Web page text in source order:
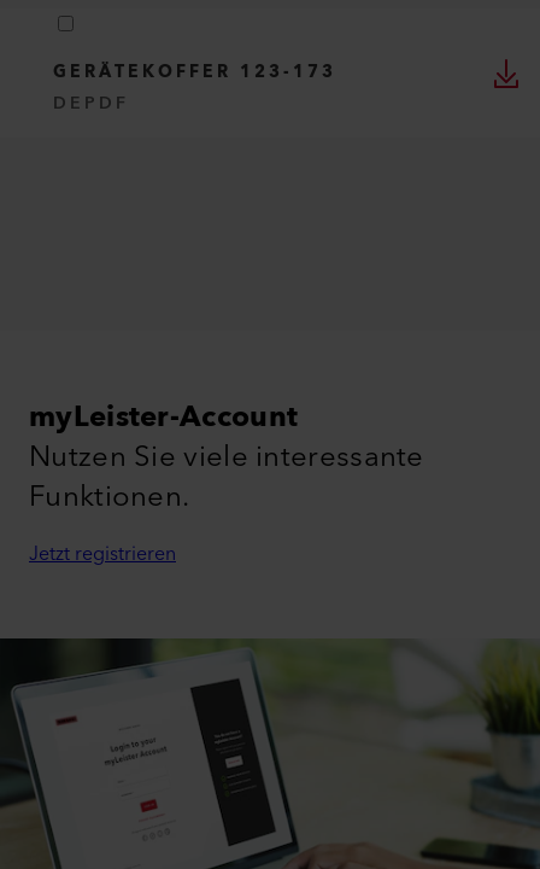
GERÄTEKOFFER 123-173
DE PDF
myLeister-Account
Nutzen Sie viele interessante
Funktionen.
Jetzt registrieren